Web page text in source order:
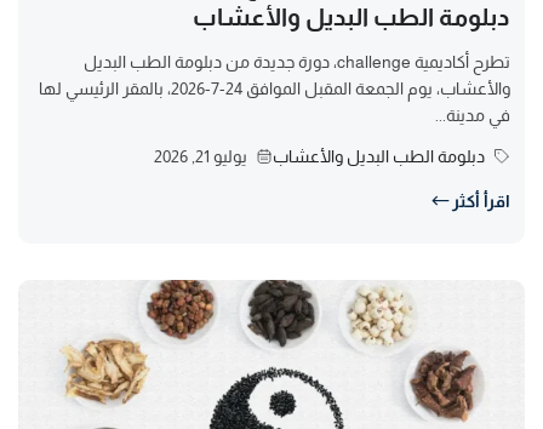
دبلومة الطب البديل والأعشاب
تطرح أكاديمية challenge، دورة جديدة من دبلومة الطب البديل
والأعشاب، يوم الجمعة المقبل الموافق 24-7-2026، بالمقر الرئيسي لها
في مدينة...
دبلومة الطب البديل والأعشاب يوليو 21, 2026
اقرأ أكثر